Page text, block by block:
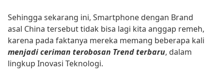
Sehingga sekarang ini, Smartphone dengan Brand
asal China tersebut tidak bisa lagi kita anggap remeh,
karena pada faktanya mereka memang beberapa kali
menjadi ceriman terobosan Trend terbaru, dalam
lingkup Inovasi Teknologi.